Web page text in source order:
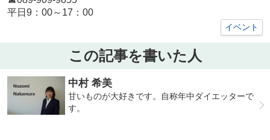
平日9：00～17：00
イベント
この記事を書いた人
中村 希美
甘いものが大好きです。自称年中ダイエッターで
す。